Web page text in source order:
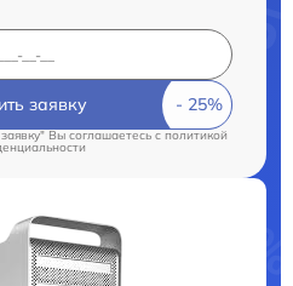
заявку
Вы соглашаетесь cполитикой